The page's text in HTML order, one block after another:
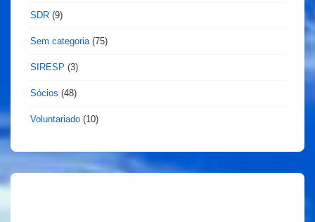
SDR (9)
Sem categoria (75)
SIRESP (3)
Sócios (48)
Voluntariado (10)